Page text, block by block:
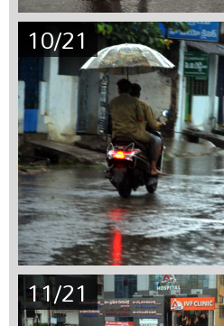
10/21
11/21